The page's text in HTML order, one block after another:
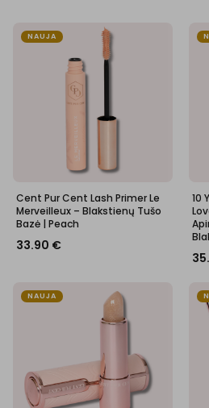
NAUJA
Cent Pur Cent Lash Primer Le
Merveilleux – Blakstienų Tušo
Bazė | Peach
33.90 €
10
NAUJA